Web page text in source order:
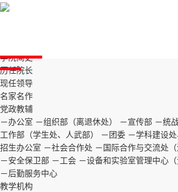
学院简史
历任院长
现任领导
名家名作
党政教辅
－办公室 －组织部（离退休处） －宣传部 －统
工作部（学生处、人武部）
－团委 －学科建设
招生办公室 －社会合作处 －国际合作与交流处
－安全保卫部 －工会 －设备和实验室管理中心（
－后勤服务中心
教学机构